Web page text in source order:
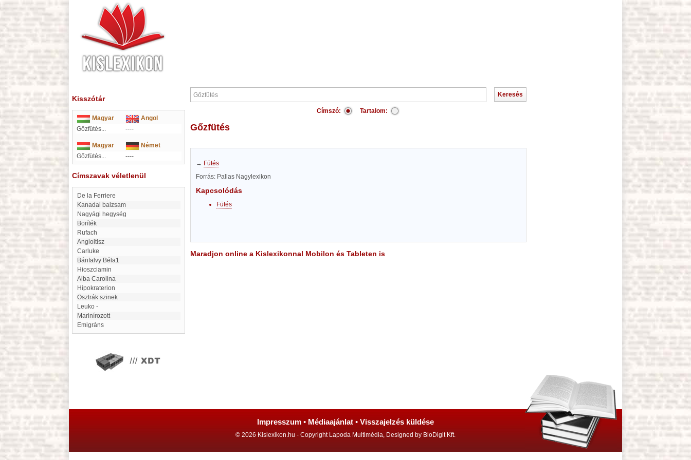
Kisszótár
Magyar
Angol
Gőzfütés...
----
Magyar
Német
Gőzfütés...
----
Címszavak véletlenül
De la Ferriere
Kanadai balzsam
Nagyági hegység
Boríték
Rufach
Angioitisz
Carluke
Bánfalvy Béla1
hioszciamin
Alba Carolina
Hipokraterion
Osztrák szinek
leuko -
Marinírozott
Emigráns
Címszó: Tartalom:
Gőzfütés
→ Fütés
Forrás: Pallas Nagylexikon
Kapcsolódás
Fütés
Maradjon online a Kislexikonnal Mobilon és Tableten is
Impresszum • Médiaajánlat • Visszajelzés küldése
© 2026 Kislexikon.hu - Copyright Lapoda Multimédia, Designed by BioDigit Kft.